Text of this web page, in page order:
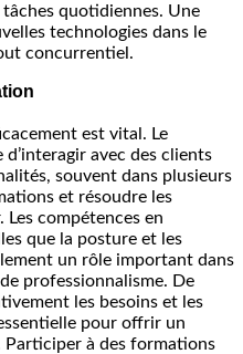
quotidiennes. Une
technologies dans le
concurrentiel.
est vital. Le
avec des clients
souvent dans plusieurs
et résoudre les
compétences en
que la posture et les
un rôle important dans
professionnalisme. De
les besoins et les
pour offrir un
Participer à des formations